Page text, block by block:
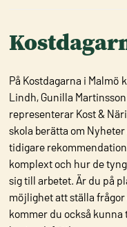
På Kostdagarna i Malmö
Lindh, Gunilla
representerar Kost &
skola berätta om
tidigare
komplext och hur de
sig till arbetet. Är du på
möjlighet att ställa
kommer du också